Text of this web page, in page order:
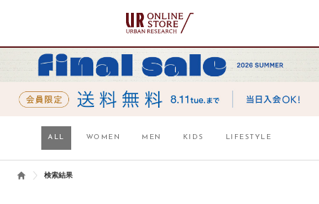
ALL WOMEN MEN KIDS LIFESTYLE
検索結果